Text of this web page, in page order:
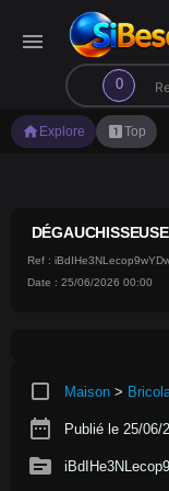
menu
0
search
home Explore looks_oneTop
Ref :
Date : 25/06/2026 00:00
crop_square Maison >
date_range Publié le 25/06/
source